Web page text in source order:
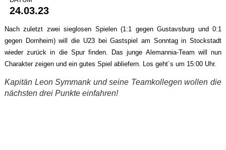
24.03.23
Nach zuletzt zwei sieglosen Spielen (1:1 gegen Gustavsburg und 0:1
gegen Dornheim) will die U23 bei Gastspiel am Sonntag in Stockstadt
wieder zurück in die Spur finden. Das junge Alemannia-Team will nun
Charakter zeigen und ein gutes Spiel abliefern. Los geht´s um 15:00 Uhr.
Kapitän Leon Symmank und seine Teamkollegen wollen die
nächsten drei Punkte einfahren!